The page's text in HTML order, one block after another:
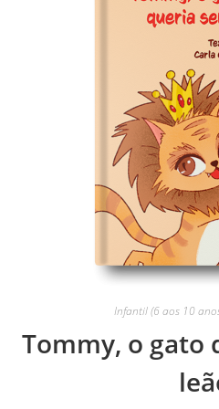
Infantil (6 aos 10
Tommy, o gato